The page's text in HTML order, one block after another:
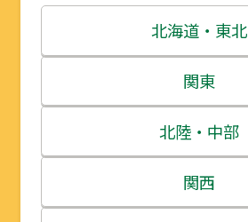
北海道・東北
北海道
青森県
岩手県
関東
茨城県
栃木県
北陸・中部
新潟県
関西